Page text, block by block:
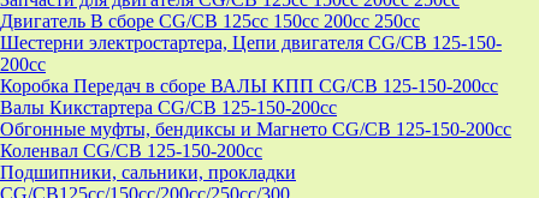
Двигатель В сборе CG/CB 125cc 150cc 200cc 250cc
Шестерни электростартера, Цепи двигателя CG/CB 125-150-
200cc
Коробка Передач в сборе ВАЛЫ КПП CG/CB 125-150-200cc
Валы Кикстартера CG/CB 125-150-200cc
Обгонные муфты, бендиксы и Магнето CG/CB 125-150-200cc
Коленвал CG/CB 125-150-200cc
Подшипники, сальники, прокладки